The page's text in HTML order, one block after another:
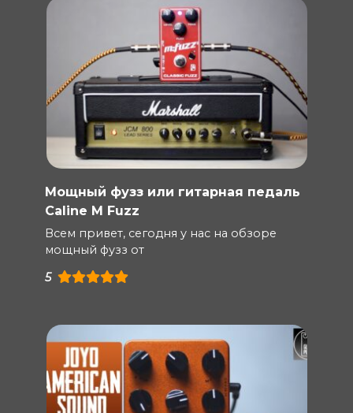
Мощный фузз или гитарная педаль
Caline M Fuzz
Всем привет, сегодня у нас на обзоре
мощный фузз от
5